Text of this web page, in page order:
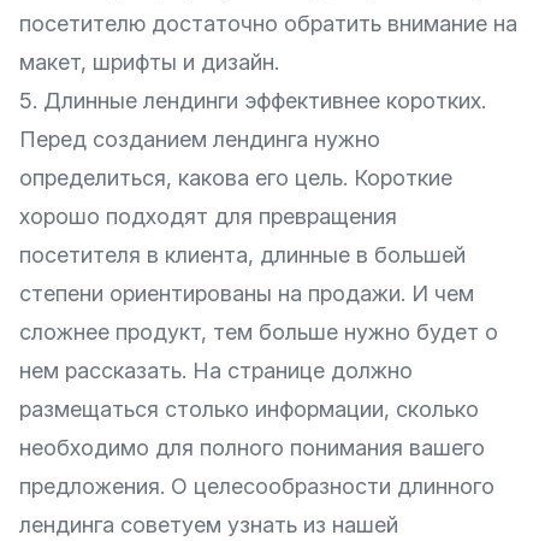
посетителю достаточно обратить внимание на
макет, шрифты и дизайн.
5. Длинные лендинги эффективнее коротких.
Перед созданием лендинга нужно
определиться, какова его цель. Короткие
хорошо подходят для превращения
посетителя в клиента, длинные в большей
степени ориентированы на продажи. И чем
сложнее продукт, тем больше нужно будет о
нем рассказать. На странице должно
размещаться столько информации, сколько
необходимо для полного понимания вашего
предложения. О целесообразности длинного
лендинга советуем узнать из нашей